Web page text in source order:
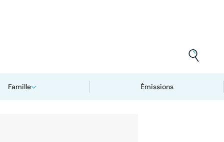
Famille Émissions